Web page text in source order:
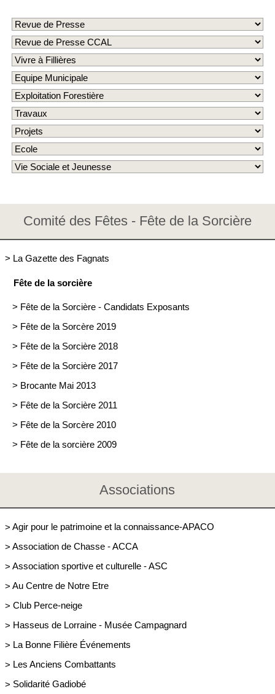
Comité des Fêtes - Fête de la Sorcière
> La Gazette des Fagnats
Fête de la sorcière
> Fête de la Sorcière - Candidats Exposants
> Fête de la Sorcère 2019
> Fête de la Sorcière 2018
> Fête de la Sorcière 2017
> Brocante Mai 2013
> Fête de la Sorcière 2011
> Fête de la Sorcère 2010
> Fête de la sorcière 2009
Associations
> Agir pour le patrimoine et la connaissance-APACO
> Association de Chasse - ACCA
> Association sportive et culturelle - ASC
> Au Centre de Notre Etre
> Club Perce-neige
> Hasseus de Lorraine - Musée Campagnard
> La Bonne Filière Événements
> Les Anciens Combattants
> Solidarité Gadiobé